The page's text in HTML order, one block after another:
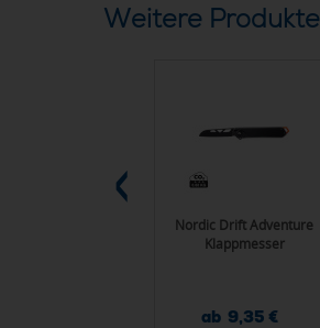
Weitere Produkte
Nordic Drift Adventure
Klappmesser
ab 9,35 €